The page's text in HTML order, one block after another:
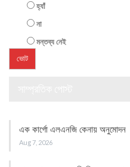
হ্যাঁ
না
মন্তব্য নেই
এক কার্গো এলএনজি কেনায় অনুমোদন
Aug 7, 2026